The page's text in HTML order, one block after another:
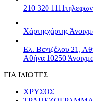
210 320 1111
Χάρτηςχάρτης
Ελ. Βενιζέλου 21,
Αθήνα 10250
ΓΙΑ ΙΔΙΩΤΕΣ
ΧΡΥΣΟΣ